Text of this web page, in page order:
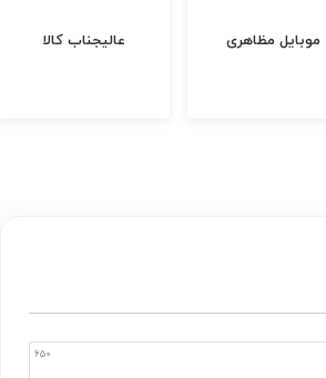
مارال هاست زززاگرس
650